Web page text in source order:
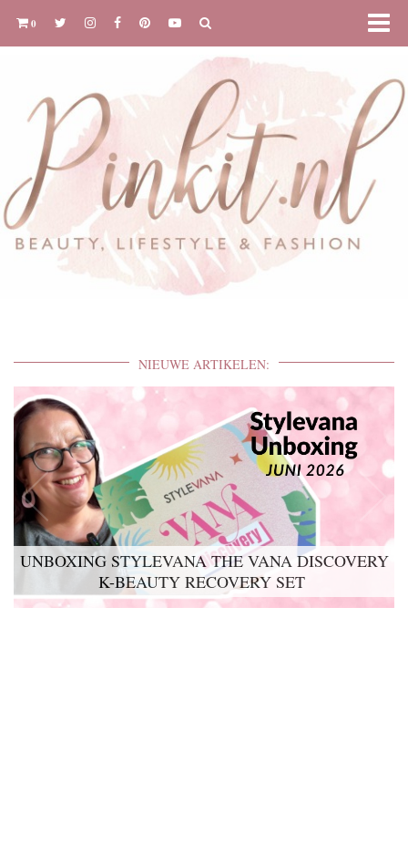
0
NIEUWE ARTIKELEN:
UNBOXING STYLEVANA THE VANA DISCOVERY
K-BEAUTY RECOVERY SET